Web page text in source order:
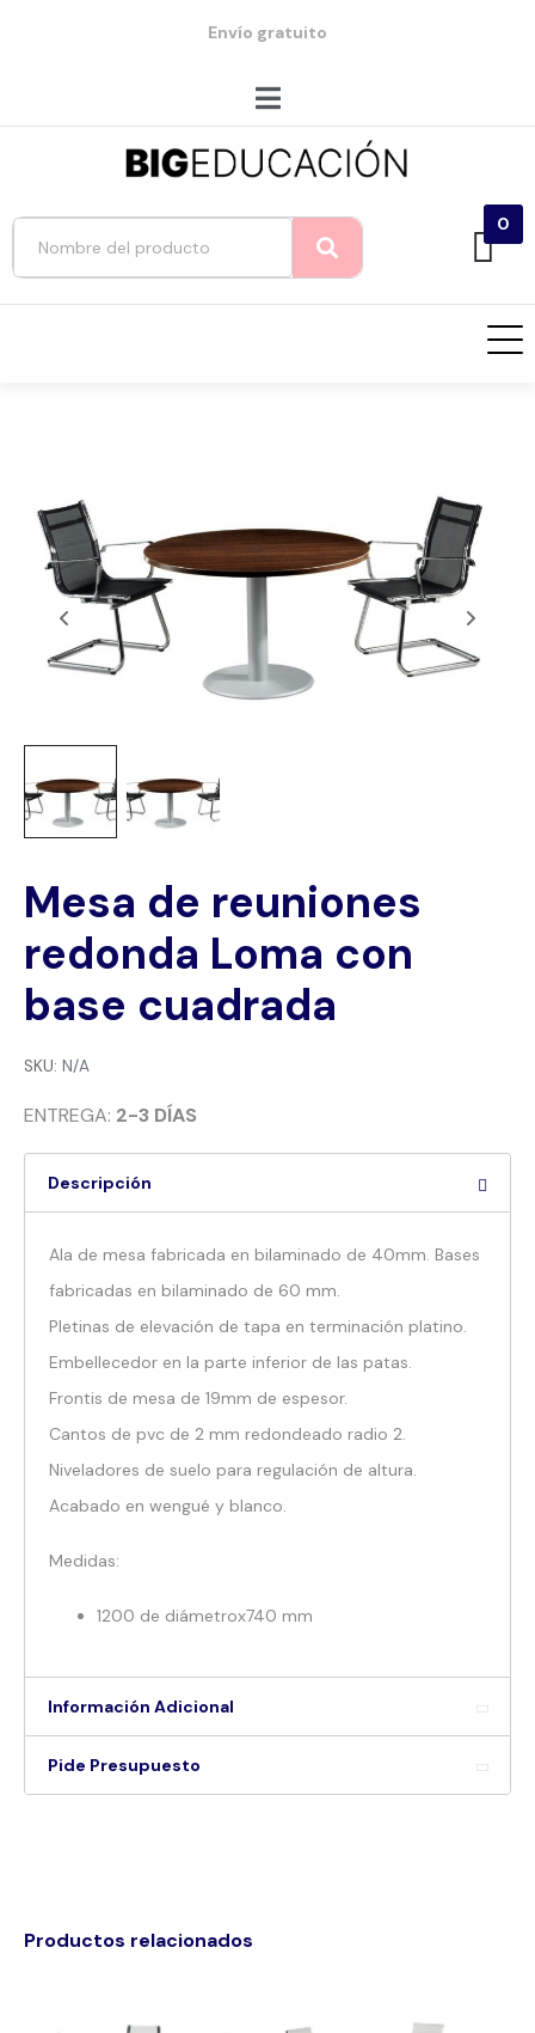
Envío gratuito
0
Mesa de reuniones
redonda Loma con
base cuadrada
SKU: N/A
ENTREGA: 2-3 DÍAS
Descripción
Ala de mesa fabricada en bilaminado de 40mm. Bases
fabricadas en bilaminado de 60 mm.
Pletinas de elevación de tapa en terminación platino.
Embellecedor en la parte inferior de las patas.
Frontis de mesa de 19mm de espesor.
Cantos de pvc de 2 mm redondeado radio 2.
Niveladores de suelo para regulación de altura.
Acabado en wengué y blanco.
Medidas:
1200 de diámetrox740 mm
Información Adicional
Pide Presupuesto
Productos relacionados